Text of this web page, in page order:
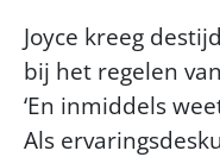
Joyce kreeg
bij het regelen
‘En inmiddels
Als